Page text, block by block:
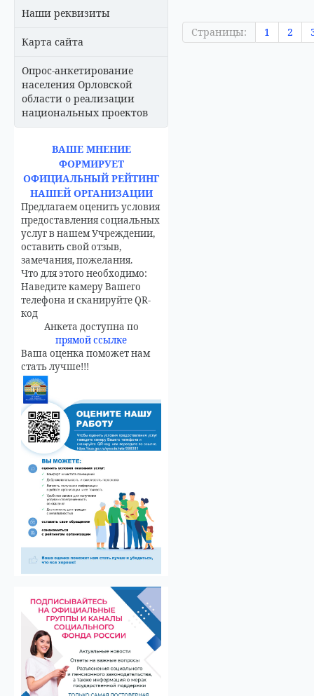
Наши реквизиты
Карта сайта
Опрос-анкетирование
населения Орловской
области о реализации
национальных проектов
ВАШЕ МНЕНИЕ
ФОРМИРУЕТ
ОФИЦИАЛЬНЫЙ РЕЙТИНГ
НАШЕЙ ОРГАНИЗАЦИИ
Предлагаем оценить условия
предоставления социальных
услуг в нашем Учреждении,
оставить свой отзыв,
замечания, пожелания.
Что для этого необходимо:
Наведите камеру Вашего
телефона и сканируйте QR-
код
Анкета доступна по
прямой ссылке
Ваша оценка поможет нам
стать лучше!!!
Страницы: 1 2